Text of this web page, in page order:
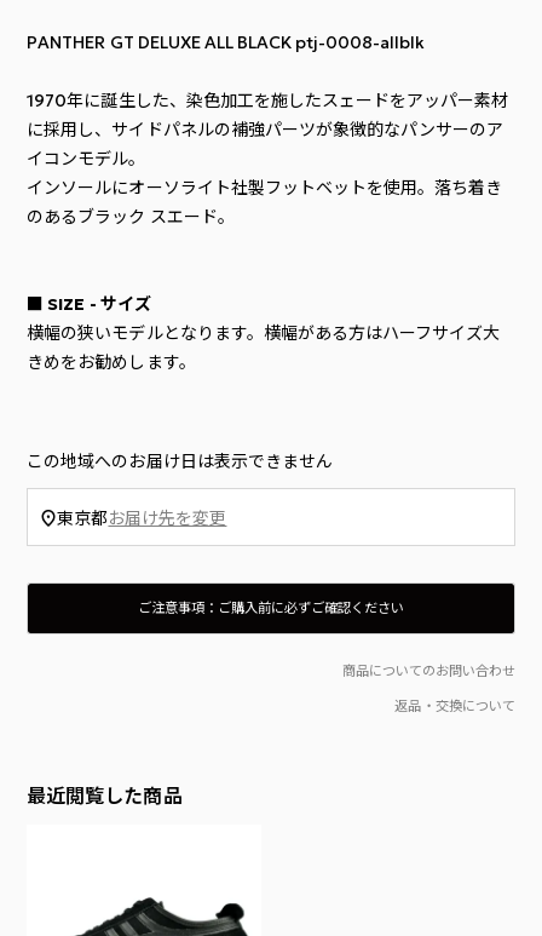
PANTHER GT DELUXE ALL BLACK ptj-0008-allblk
1970年に誕生した、染色加工を施したスェードをアッパー素材
に採用し、サイドパネルの補強パーツが象徴的なパンサーのア
イコンモデル。
インソールにオーソライト社製フットベットを使用。落ち着き
のあるブラック スエード。
■ SIZE - サイズ
横幅の狭いモデルとなります。横幅がある方はハーフサイズ大
きめをお勧めします。
この地域へのお届け日は表示できません
東京都お届け先を変更
ご注意事項：ご購入前に必ずご確認ください
入荷時点でボックス（外箱）にダメージやマーキング等がある場合がございます。ご理解、ご了承のうえご購入をお願いいたします。
箱のダメージ、製品タグの付属を理由とする返品は、往復の送料及び代引き支払いの場合はその手数料をお客様にご負担いただきます。
当店では在庫管理システムにより複数のオンライン店舗の在庫を共有しております。
ご注文の殺到や検品時の不良品発覚など、在庫管理につきましては徹底して行ってはおりますが、 お客様のご注文のタイミングにより商品のご用意が出来ない場合がございます。
通常2〜5日程度でのお届けとなりすが、 商品の在庫状況により発送までにお時間を頂戴する場合がございます。
商品の色味はディスプレイの関係上、実際の商品の色と若干異なって見える場合がございます、予めご了承ください。
当店では環境に考慮したSDGsの観点から「お買上げ明細書」の同封はしておりません。「明細書・領収書」をご希望の場合は備考欄へ「明細書・領収書の有無」をご記載のうえご注文ください。
商品配送後、当店に事前連絡無く故意に受け取りを辞退した場合や 長期不在、住所変更等により当店へ商品が到着した場合、もしくは再注文時その様な前歴が有る場合は 当店規定による、送料＋事務手数料を頂戴致します。（一律1,500円）
This product is not returnable or replaceable unless defective.
商品についてのお問い合わせ
返品・交換について
最近閲覧した商品